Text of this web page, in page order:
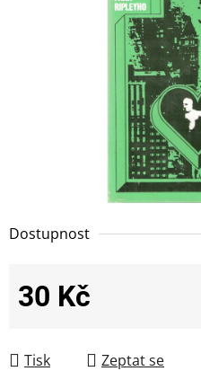
Dostupnost
30 Kč
Tisk Zeptat se